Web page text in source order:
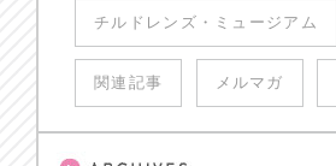
チルドレンズ・ミュージアム
関連記事 メルマガ